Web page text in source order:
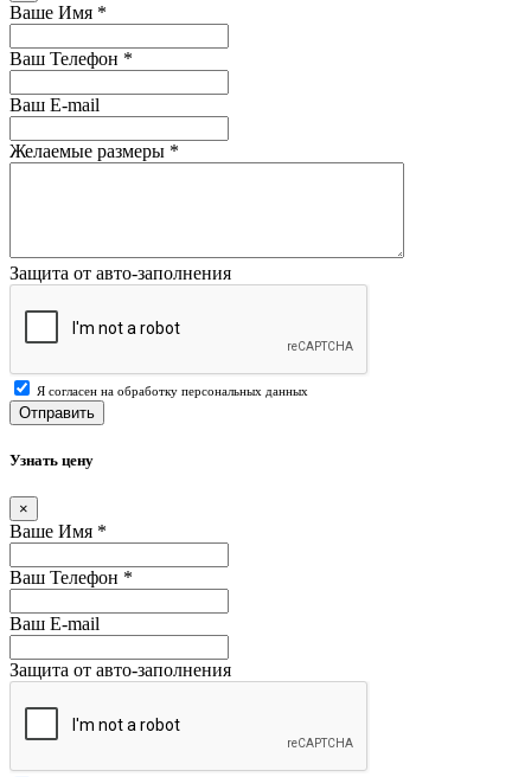
Ваше Имя *
Ваш Телефон *
Ваш E-mail
Желаемые размеры *
Защита от авто-заполнения
Я согласен на обработку персональных данных
Отправить
Узнать цену
×
Ваше Имя *
Ваш Телефон *
Ваш E-mail
Защита от авто-заполнения